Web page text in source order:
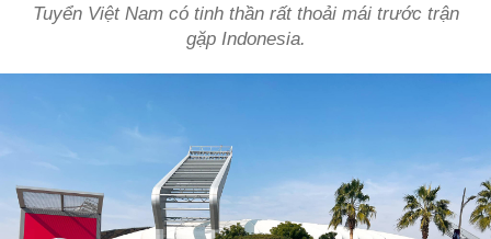
Tuyển Việt Nam có tinh thần rất thoải mái trước trận
gặp Indonesia.